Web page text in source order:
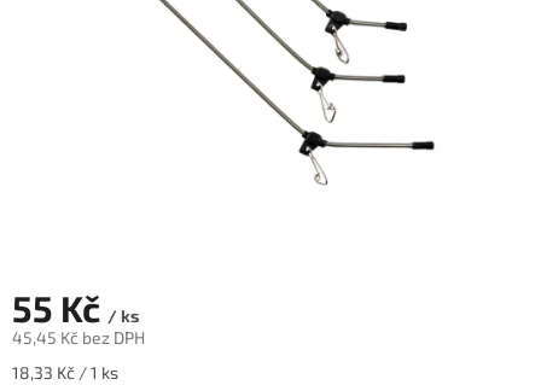
55 Kč / ks
45,45 Kč bez DPH
Měrná
18,33 Kč / 1 ks